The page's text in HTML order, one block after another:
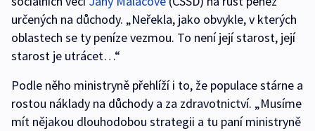
určených na důchody. „Neřekla, jako obvykle, v kterých
oblastech se ty peníze vezmou. To není její starost, její
starost je utrácet…“
Podle něho ministryně přehlíží i to, že populace stárne a
rostou náklady na důchody a za zdravotnictví. „Musíme
mít nějakou dlouhodobou strategii a tu paní ministryně